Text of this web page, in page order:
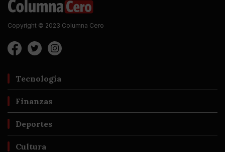
Copyright © 2023 Columna Cero
Tecnología
Finanzas
Deportes
Cultura